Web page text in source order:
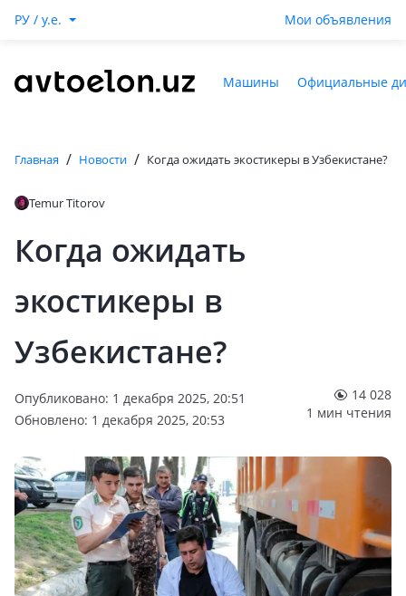
РУ / y.e. Мои объявления
Машины Официальные
Главная / Новости / Когда ожидать экостикеры в Узбекистане?
Temur Titorov
Когда ожидать
экостикеры в
Узбекистане?
Опубликовано: 1 декабря 2025, 20:51
Обновлено: 1 декабря 2025, 20:53
14 028
1 мин чтения